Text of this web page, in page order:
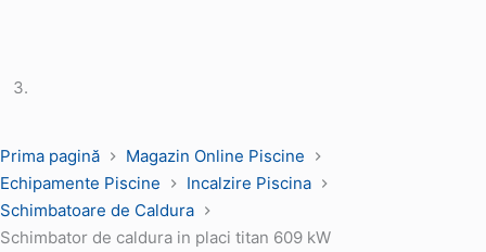
Prima pagină
Magazin Online Piscine
Echipamente Piscine
Incalzire Piscina
Schimbatoare de Caldura
Schimbator de caldura in placi titan 609 kW